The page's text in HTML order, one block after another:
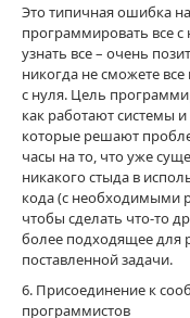
Это типичная ошибка
программировать все с
узнать все – очень
никогда не сможете
с нуля. Цель
как работают системы
которые решают
часы на то, что уже
никакого стыда в
кода (с необходимыми
чтобы сделать что-то
более подходящее для
поставленной задачи.
6. Присоединение к
программистов